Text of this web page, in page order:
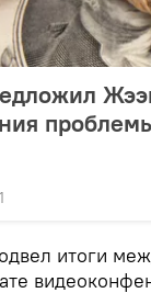
итоги